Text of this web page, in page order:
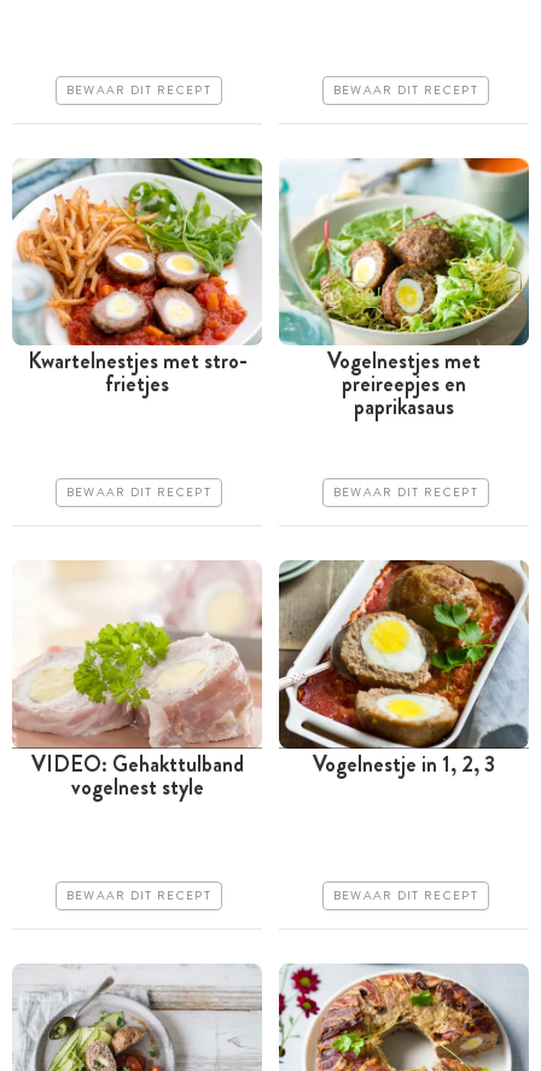
BEWAAR DIT RECEPT BEWAAR DIT RECEPT
Tussen 30 minuten en 1
Kwartelnestjes met stro-
frietjes
BEWAAR DIT RECEPT
Tussen 30 minuten en 1
Vogelnestjes met
preireepjes en
paprikasaus
BEWAAR DIT RECEPT
Tussen 30 minuten en 1
VIDEO: Gehakttulband
vogelnest style
BEWAAR DIT RECEPT
Vogelnestje in 1, 2, 3
BEWAAR DIT RECEPT